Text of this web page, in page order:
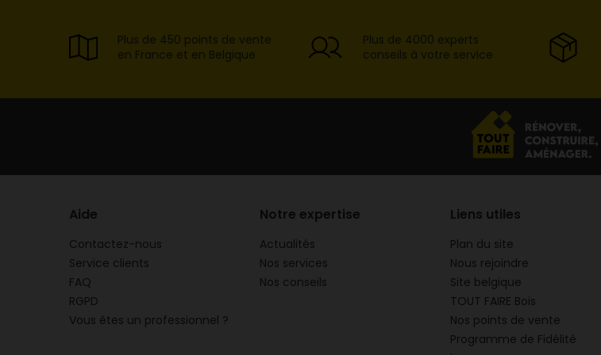
Plus de 450 points de vente
en France et en Belgique
Plus de 4000 experts
conseils à votre service
Aide
Contactez-nous
Service clients
FAQ
RGPD
Vous êtes un professionnel ?
Notre expertise
Actualités
Nos services
Nos conseils
Liens utiles
Plan du site
Nous rejoindre
Site belgique
TOUT FAIRE Bois
Nos points de vente
Programme de Fidélité